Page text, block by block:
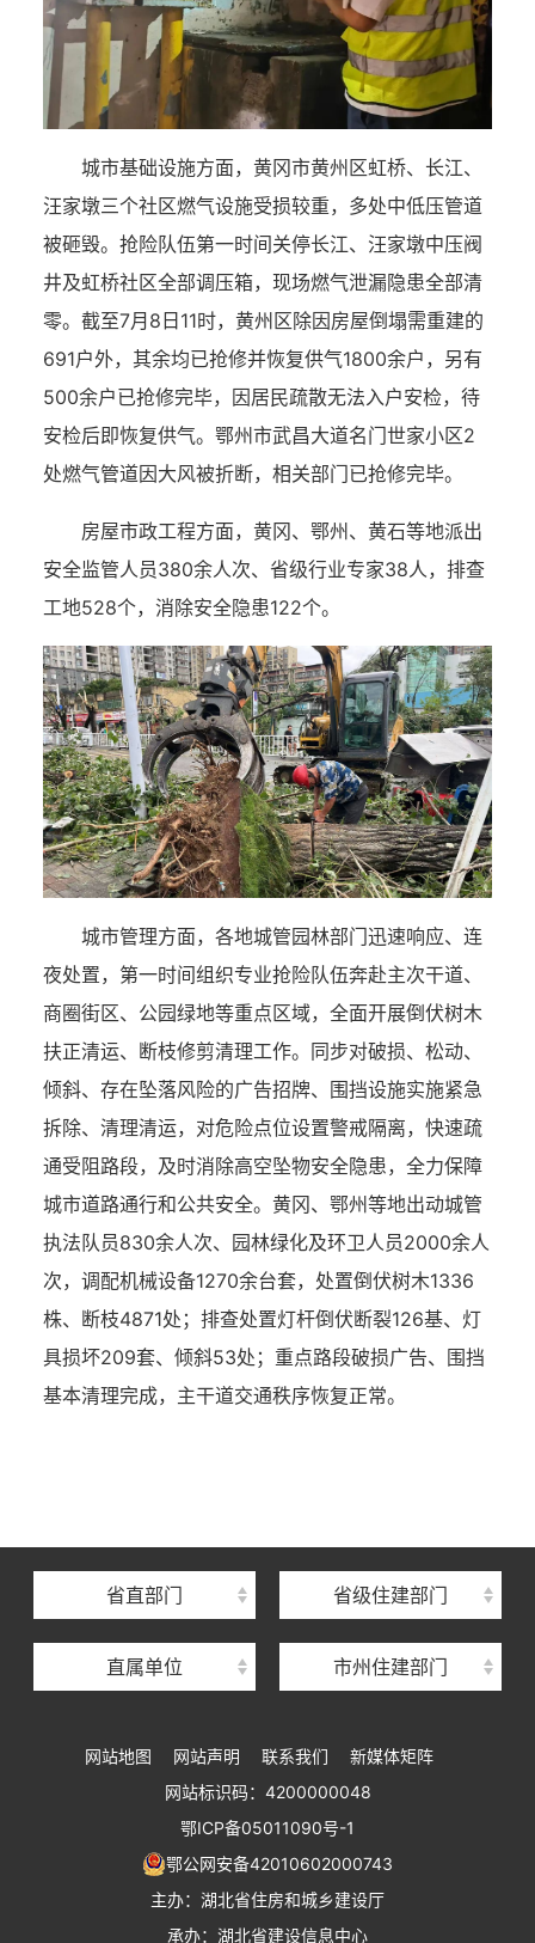
城市基础设施方面，黄冈市黄州区虹桥、长江、
汪家墩三个社区燃气设施受损较重，多处中低压管道
被砸毁。抢险队伍第一时间关停长江、汪家墩中压阀
井及虹桥社区全部调压箱，现场燃气泄漏隐患全部清
零。截至7月8日11时，黄州区除因房屋倒塌需重建的
691户外，其余均已抢修并恢复供气1800余户，另有
500余户已抢修完毕，因居民疏散无法入户安检，待
安检后即恢复供气。鄂州市武昌大道名门世家小区2
处燃气管道因大风被折断，相关部门已抢修完毕。
房屋市政工程方面，黄冈、鄂州、黄石等地派出
安全监管人员380余人次、省级行业专家38人，排查
工地528个，消除安全隐患122个。
城市管理方面，各地城管园林部门迅速响应、连
夜处置，第一时间组织专业抢险队伍奔赴主次干道、
商圈街区、公园绿地等重点区域，全面开展倒伏树木
扶正清运、断枝修剪清理工作。同步对破损、松动、
倾斜、存在坠落风险的广告招牌、围挡设施实施紧急
拆除、清理清运，对危险点位设置警戒隔离，快速疏
通受阻路段，及时消除高空坠物安全隐患，全力保障
城市道路通行和公共安全。黄冈、鄂州等地出动城管
执法队员830余人次、园林绿化及环卫人员2000余人
次，调配机械设备1270余台套，处置倒伏树木1336
株、断枝4871处；排查处置灯杆倒伏断裂126基、灯
具损坏209套、倾斜53处；重点路段破损广告、围挡
基本清理完成，主干道交通秩序恢复正常。
省直部门 省级住建部门
直属单位
湖北省住房保障中心
湖北省建设工程质量安全监督总站
湖北省建设工程标准定额管理总站
湖北省住建厅执业资格注册中心
湖北省城乡建设发展中心
湖北城市建设职业技术学院
市州住建部门
网站地图 网站声明 联系我们
新媒体矩阵
网站标识码：4200000048
鄂ICP备05011090号-1
鄂公网安备42010602000743
主办：湖北省住房和城乡建设厅
承办：湖北省建设信息中心